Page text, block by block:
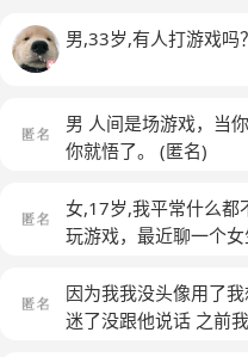
男,33岁,有人打游戏吗
男 人间是场游戏，当
你就悟了。 (匿名)
女,17岁,我平常什么都
玩游戏，最近聊一个
想跟他打游戏，我想
就会问我你在干什么
因为我我没头像用了
迷了没跟他说话 之前